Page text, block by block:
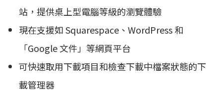
站，提供桌上型電腦等級的瀏覽體驗
現在支援如 Squarespace、WordPress 和
「Google 文件」等網頁平台
可快速取用下載項目和檢查下載中檔案狀態的下
載管理器